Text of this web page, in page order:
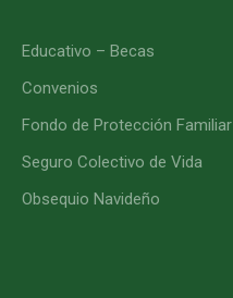
Educativo – Becas
Convenios
Fondo de Protección Familiar
Seguro Colectivo de Vida
Obsequio Navideño